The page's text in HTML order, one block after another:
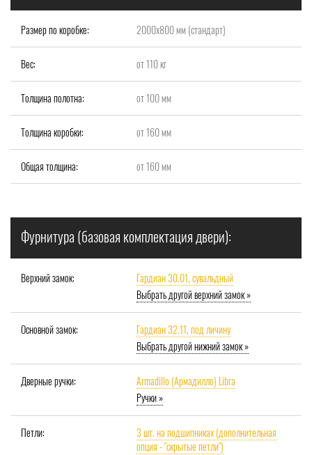
Размер по коробке: 2000x800 мм (стандарт)
Вес: от 110 кг
Толщина полотна: от 100 мм
Толщина коробки: от 160 мм
Общая толщина: от 160 мм
Фурнитура (базовая комплектация двери):
Верхний замок:
Гардиан 30.01, сувальдный
Выбрать другой верхний замок »
Основной замок:
Гардиан 32.11, под личину
Выбрать другой нижний замок »
Дверные ручки:
Armadillo (Армадилло) Libra
Ручки »
Петли:
3 шт. на подшипниках (дополнительная
опция - "скрытые петли")